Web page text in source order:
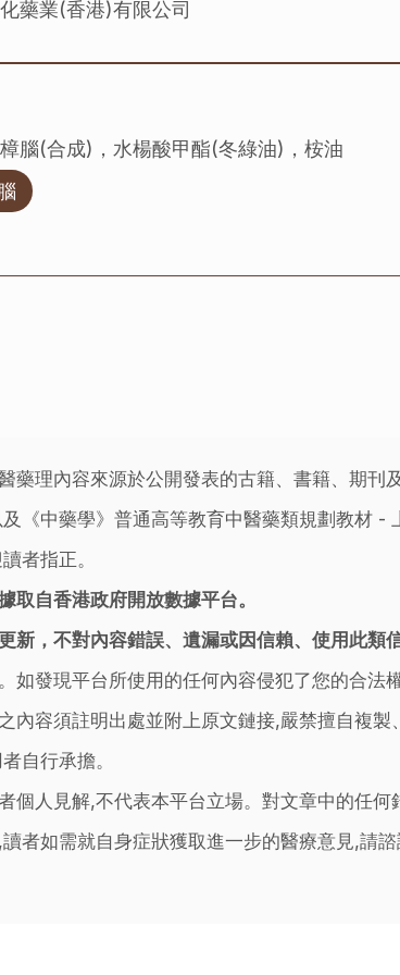
藥業(香港)有限公司
腦(合成)，水楊酸甲酯(冬綠油)，桉油
藥理內容來源於公開發表的古籍、書籍、期刊
《中藥學》普通高等教育中醫藥類規劃教材
者指正。
取自香港政府開放數據平台。
新，不對內容錯誤、遺漏或因信賴、使用此類
如發現平台所使用的任何內容侵犯了您的合法
內容須註明出處並附上原文鏈接,嚴禁擅自複
自行承擔。
個人見解,不代表本平台立場。對文章中的任
者如需就自身症狀獲取進一步的醫療意見,請